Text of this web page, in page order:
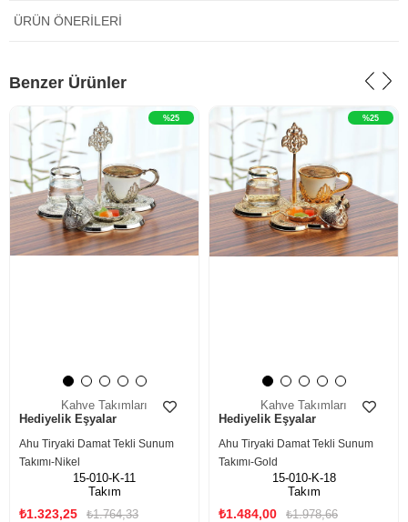
ÜRÜN ÖNERILERI
Benzer Ürünler
Kahve Takımları
Hediyelik Eşyalar
Ahu Tiryaki Damat Tekli Sunum
Takımı-Nikel
15-010-K-11
Takım
₺1.323,25 ₺1.764,33
%25
Kahve Takımları
Hediyelik Eşyalar
Ahu Tiryaki Damat Tekli Sunum
Takımı-Gold
15-010-K-18
Takım
₺1.484,00 ₺1.978,66
%25